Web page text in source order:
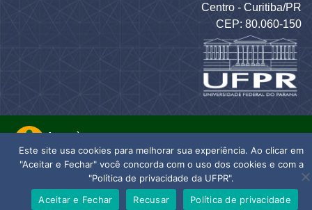
Centro - Curitiba/PR
CEP: 80.060-150
Este site usa cookies para melhorar sua experiência. Ao clicar em
"Aceitar e Fechar" você concorda com o uso dos cookies e com a
"Política de privacidade da UFPR".
Aceitar e Fechar
Recusar Política de privacidade